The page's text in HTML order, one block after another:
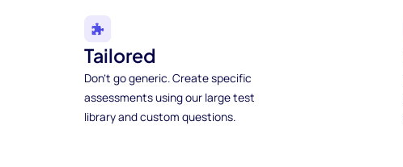
Tailored
Don't go generic. Create specific
assessments using our large test
library and custom questions.